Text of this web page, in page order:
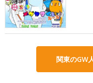
関東のGW